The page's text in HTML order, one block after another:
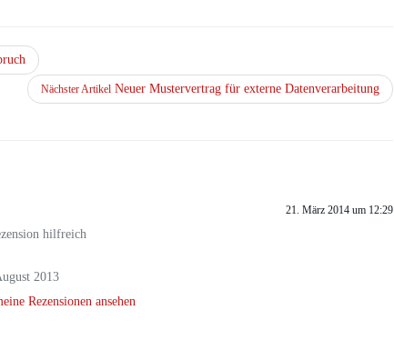
Nächster Artikel Neuer Mustervertrag für externe Datenverarbeitung
21. März 2014 um 12:29
hilfreich
2013
Rezensionen ansehen